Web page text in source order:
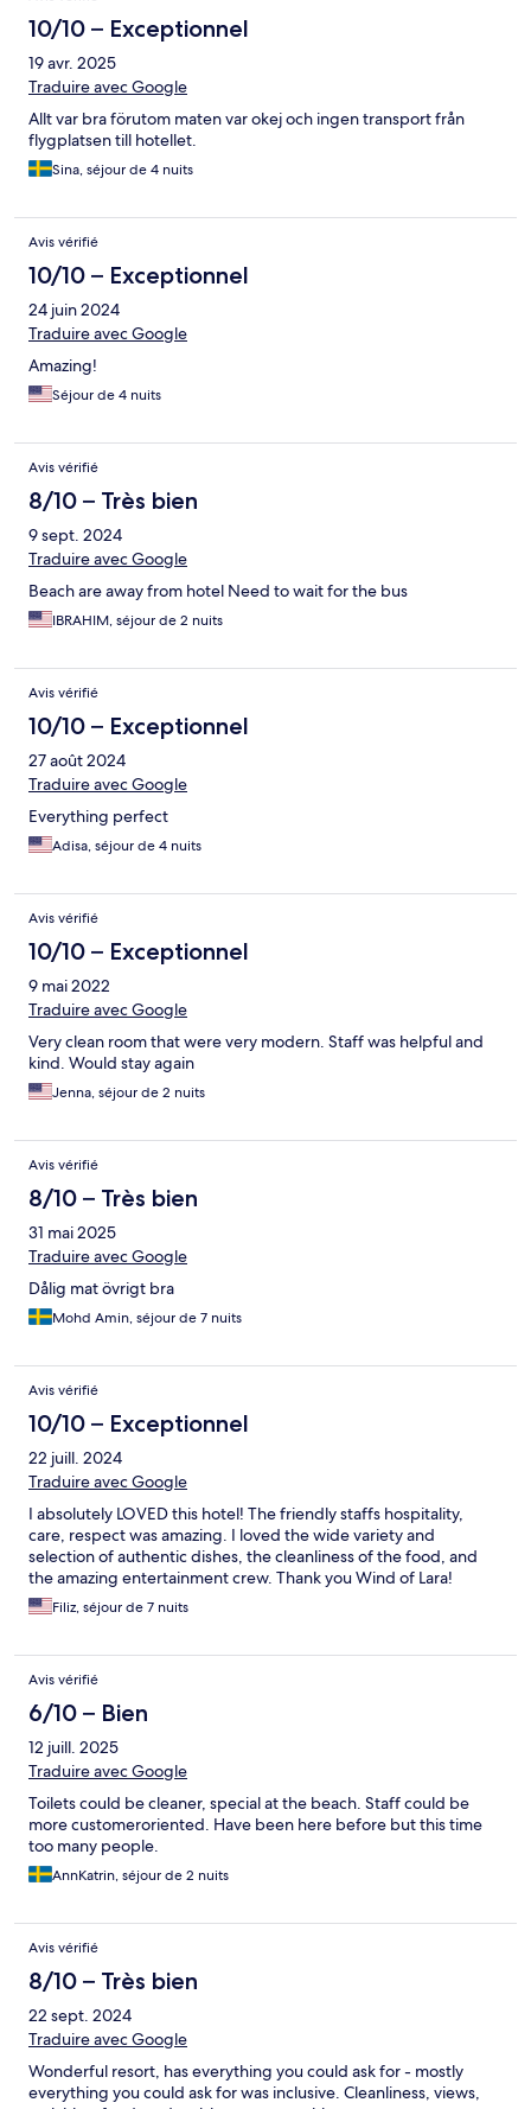
10/10 – Exceptionnel
19 avr. 2025
Traduire avec Google
Allt var bra förutom maten var okej och ingen transport från
flygplatsen till hotellet.
Sina, séjour de 4 nuits
Avis vérifié
10/10 – Exceptionnel
24 juin 2024
Traduire avec Google
Amazing!
Séjour de 4 nuits
Avis vérifié
8/10 – Très bien
9 sept. 2024
Traduire avec Google
Beach are away from hotel Need to wait for the bus
IBRAHIM, séjour de 2 nuits
Avis vérifié
10/10 – Exceptionnel
27 août 2024
Traduire avec Google
Everything perfect
Adisa, séjour de 4 nuits
Avis vérifié
10/10 – Exceptionnel
9 mai 2022
Traduire avec Google
Very clean room that were very modern. Staff was helpful and
kind. Would stay again
Jenna, séjour de 2 nuits
Avis vérifié
8/10 – Très bien
31 mai 2025
Traduire avec Google
Dålig mat övrigt bra
Mohd Amin, séjour de 7 nuits
Avis vérifié
10/10 – Exceptionnel
22 juill. 2024
Traduire avec Google
I absolutely LOVED this hotel! The friendly staffs hospitality,
care, respect was amazing. I loved the wide variety and
selection of authentic dishes, the cleanliness of the food, and
the amazing entertainment crew. Thank you Wind of Lara!
Filiz, séjour de 7 nuits
Avis vérifié
6/10 – Bien
12 juill. 2025
Traduire avec Google
Toilets could be cleaner, special at the beach. Staff could be
more customeroriented. Have been here before but this time
too many people.
AnnKatrin, séjour de 2 nuits
Avis vérifié
8/10 – Très bien
22 sept. 2024
Traduire avec Google
Wonderful resort, has everything you could ask for - mostly
everything you could ask for was inclusive. Cleanliness, views,